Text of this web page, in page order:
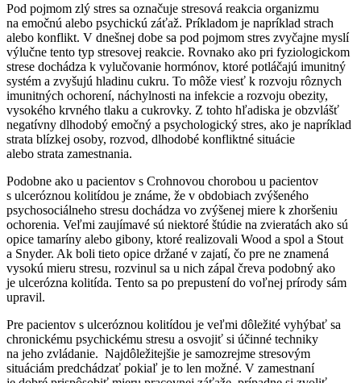
Pod pojmom zlý stres sa označuje stresová reakcia organizmu
na emočnú alebo psychickú záťaž. Príkladom je napríklad strach
alebo konflikt. V dnešnej dobe sa pod pojmom stres zvyčajne myslí
výlučne tento typ stresovej reakcie. Rovnako ako pri fyziologickom
strese dochádza k vylučovanie hormónov, ktoré potláčajú imunitný
systém a zvyšujú hladinu cukru. To môže viesť k rozvoju rôznych
imunitných ochorení, náchylnosti na infekcie a rozvoju obezity,
vysokého krvného tlaku a cukrovky. Z tohto hľadiska je obzvlášť
negatívny dlhodobý emočný a psychologický stres, ako je napríklad
strata blízkej osoby, rozvod, dlhodobé konfliktné situácie
alebo strata zamestnania.
Podobne ako u pacientov s Crohnovou chorobou u pacientov
s ulceróznou kolitídou je známe, že v obdobiach zvýšeného
psychosociálneho stresu dochádza vo zvýšenej miere k zhoršeniu
ochorenia. Veľmi zaujímavé sú niektoré štúdie na zvieratách ako sú
opice tamaríny alebo gibony, ktoré realizovali Wood a spol a Stout
a Snyder. Ak boli tieto opice držané v zajatí, čo pre ne znamená
vysokú mieru stresu, rozvinul sa u nich zápal čreva podobný ako
je ulcerózna kolitída. Tento sa po prepustení do voľnej prírody sám
upravil.
Pre pacientov s ulceróznou kolitídou je veľmi dôležité vyhýbať sa
chronickému psychickému stresu a osvojiť si účinné techniky
na jeho zvládanie. Najdôležitejšie je samozrejme stresovým
situáciám predchádzať pokiaľ je to len možné. V zamestnaní